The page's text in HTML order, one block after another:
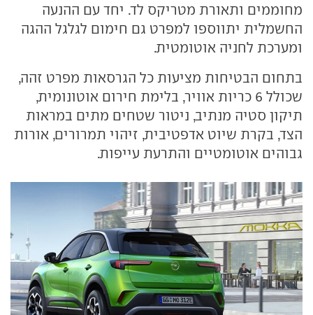
מחוממים ותאורת מטריקס לד. יחד עם ההנעה
החשמלית יתווספו למפרט גם חימום לגלגל ההגה
ומערכת לחניה אוטומטית.
בתחום הבטיחות מציעות כל הגרסאות מפרט זהה,
שכולל 6 כריות אוויר, בלימת חירום אוטונומית,
תיקון סטיה מנתיב, ניטור שטחים מתים במראות
הצד, בקרת שיוט אדפטיבית, זיהוי תמרורים, אורות
גבוהים אוטומטיים והתרעת עייפות.